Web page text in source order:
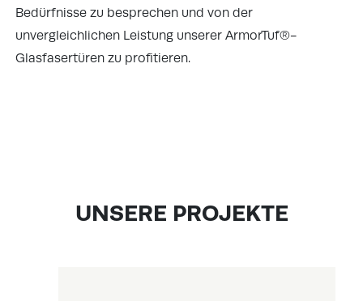
Bedürfnisse zu besprechen und von der
unvergleichlichen Leistung unserer ArmorTuf®-
Glasfasertüren zu profitieren.
UNSERE PROJEKTE